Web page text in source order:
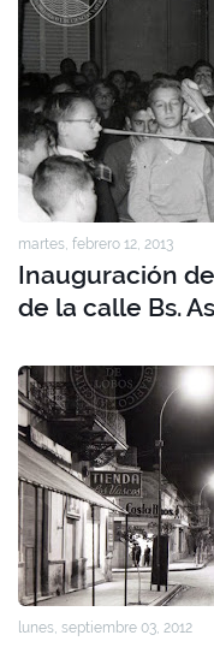
martes, febrero 12, 2013
Inauguración
de la calle Bs.
lunes, septiembre 03, 2012